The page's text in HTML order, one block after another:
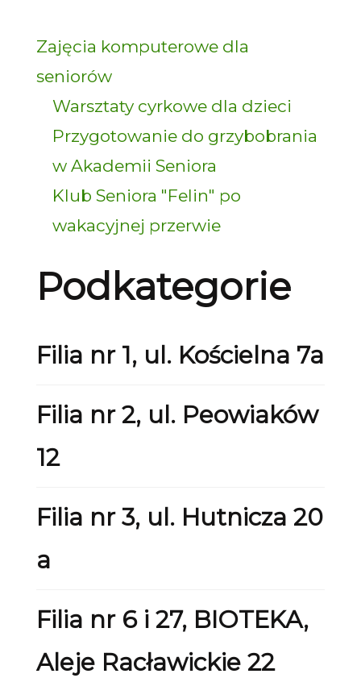
Zajęcia komputerowe dla
seniorów
Warsztaty cyrkowe dla dzieci
Przygotowanie do grzybobrania
w Akademii Seniora
Klub Seniora "Felin" po
wakacyjnej przerwie
Podkategorie
Filia nr 1, ul. Kościelna 7a
Filia nr 2, ul. Peowiaków
12
Filia nr 3, ul. Hutnicza 20
a
Filia nr 6 i 27, BIOTEKA,
Aleje Racławickie 22